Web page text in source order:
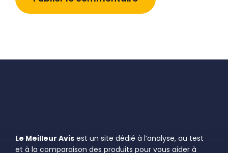
Le Meilleur Avis est un site dédié à l’analyse, au test
et à la comparaison des produits pour vous aider à